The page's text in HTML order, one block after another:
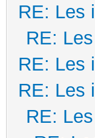
RE: Les
RE:
RE: Les
RE: Les
RE: